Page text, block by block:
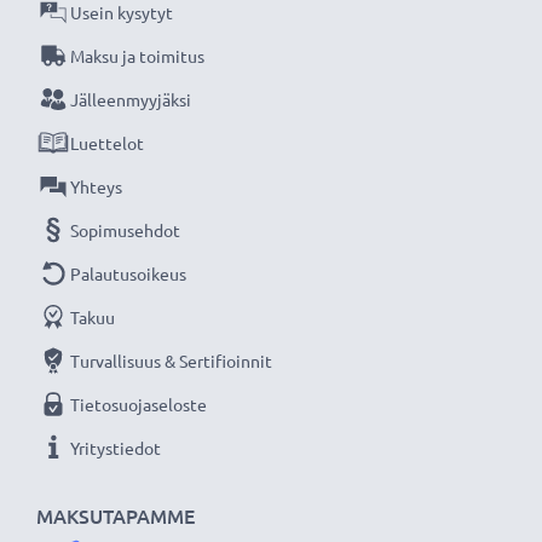
CELLONIC vaihtoakku on pitkäikäinen ja turvallinen,
laatua edulliseen hintaan.
★3 vuoden takuu
Olemme vuonna 2004 perustettu kansainvälinen
verkkokauppa, joka tarjoaa laadukkaita tuotteita, ja
MAKSUTAPAMME
Usein kysytyt
Maksu ja toimitus
Jälleenmyyjäksi
Luettelot
Yhteys
Sopimusehdot
Palautusoikeus
Takuu
Turvallisuus & Sertifioinnit
Tietosuojaseloste
Yritystiedot